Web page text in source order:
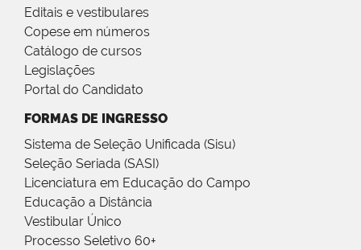
Editais e vestibulares
Copese em números
Catálogo de cursos
Legislações
Portal do Candidato
FORMAS DE INGRESSO
Sistema de Seleção Unificada (Sisu)
Seleção Seriada (SASI)
Licenciatura em Educação do Campo
Educação a Distância
Vestibular Único
Processo Seletivo 60+